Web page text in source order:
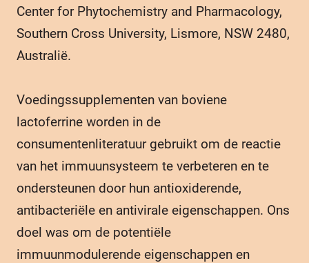
Center for Phytochemistry and Pharmacology,
Southern Cross University, Lismore, NSW 2480,
Australië.
Voedingssupplementen van boviene
lactoferrine worden in de
consumentenliteratuur gebruikt om de reactie
van het immuunsysteem te verbeteren en te
ondersteunen door hun antioxiderende,
antibacteriële en antivirale eigenschappen. Ons
doel was om de potentiële
immuunmodulerende eigenschappen en